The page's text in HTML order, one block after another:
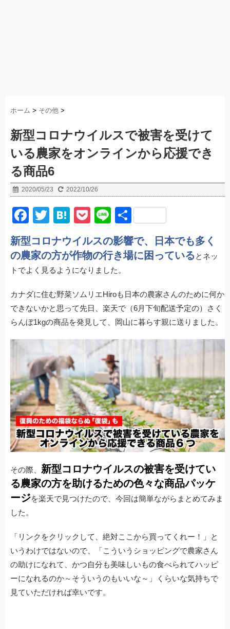
ホーム > その他 >
新型コロナウイルスで被害を受けて
いる農家をオンラインから応援でき
る商品6
2020/05/23 2022/10/26
F
a
c
e
o
o
k
T
wi
tt
er
H
at
e
n
P
ck
et
Li
n
e
共
有
新型コロナウイルスの影響で、日本でも多く
の農家の方が作物の行き場に困っているとネッ
トでよく見るようになりました。
カナダに住む野菜ソムリエHiroも日本の農家さんのために何か
できないかと思って先日、楽天で（6月下旬配送予定の）さく
らんぼ1kgの商品を発見して、岡山に暮らす親に送りました。
その際、 新型コロナウイルスの被害を受けてい
る農家の方を助けるための色々な商品パッケ
ージを楽天で見つけたので、今回は簡単ながらまとめてみま
した。
「リンクをクリックして、絶対ここから買ってくれー！」と
いうわけではないので、「こういうショッピングで農家さん
の助けになれて、かつ自分も美味しいもの食べられてハッピ
ーになれるのか～そういうのもいいな～」くらいな気持ちで
見ていただければ幸いです。